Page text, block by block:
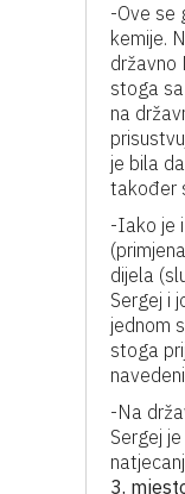
-Ove se
kemije.
državno
stoga
na
je bila
također
-Iako je
dijela
Sergej i
jednom
stoga
-Na
Sergej
3.